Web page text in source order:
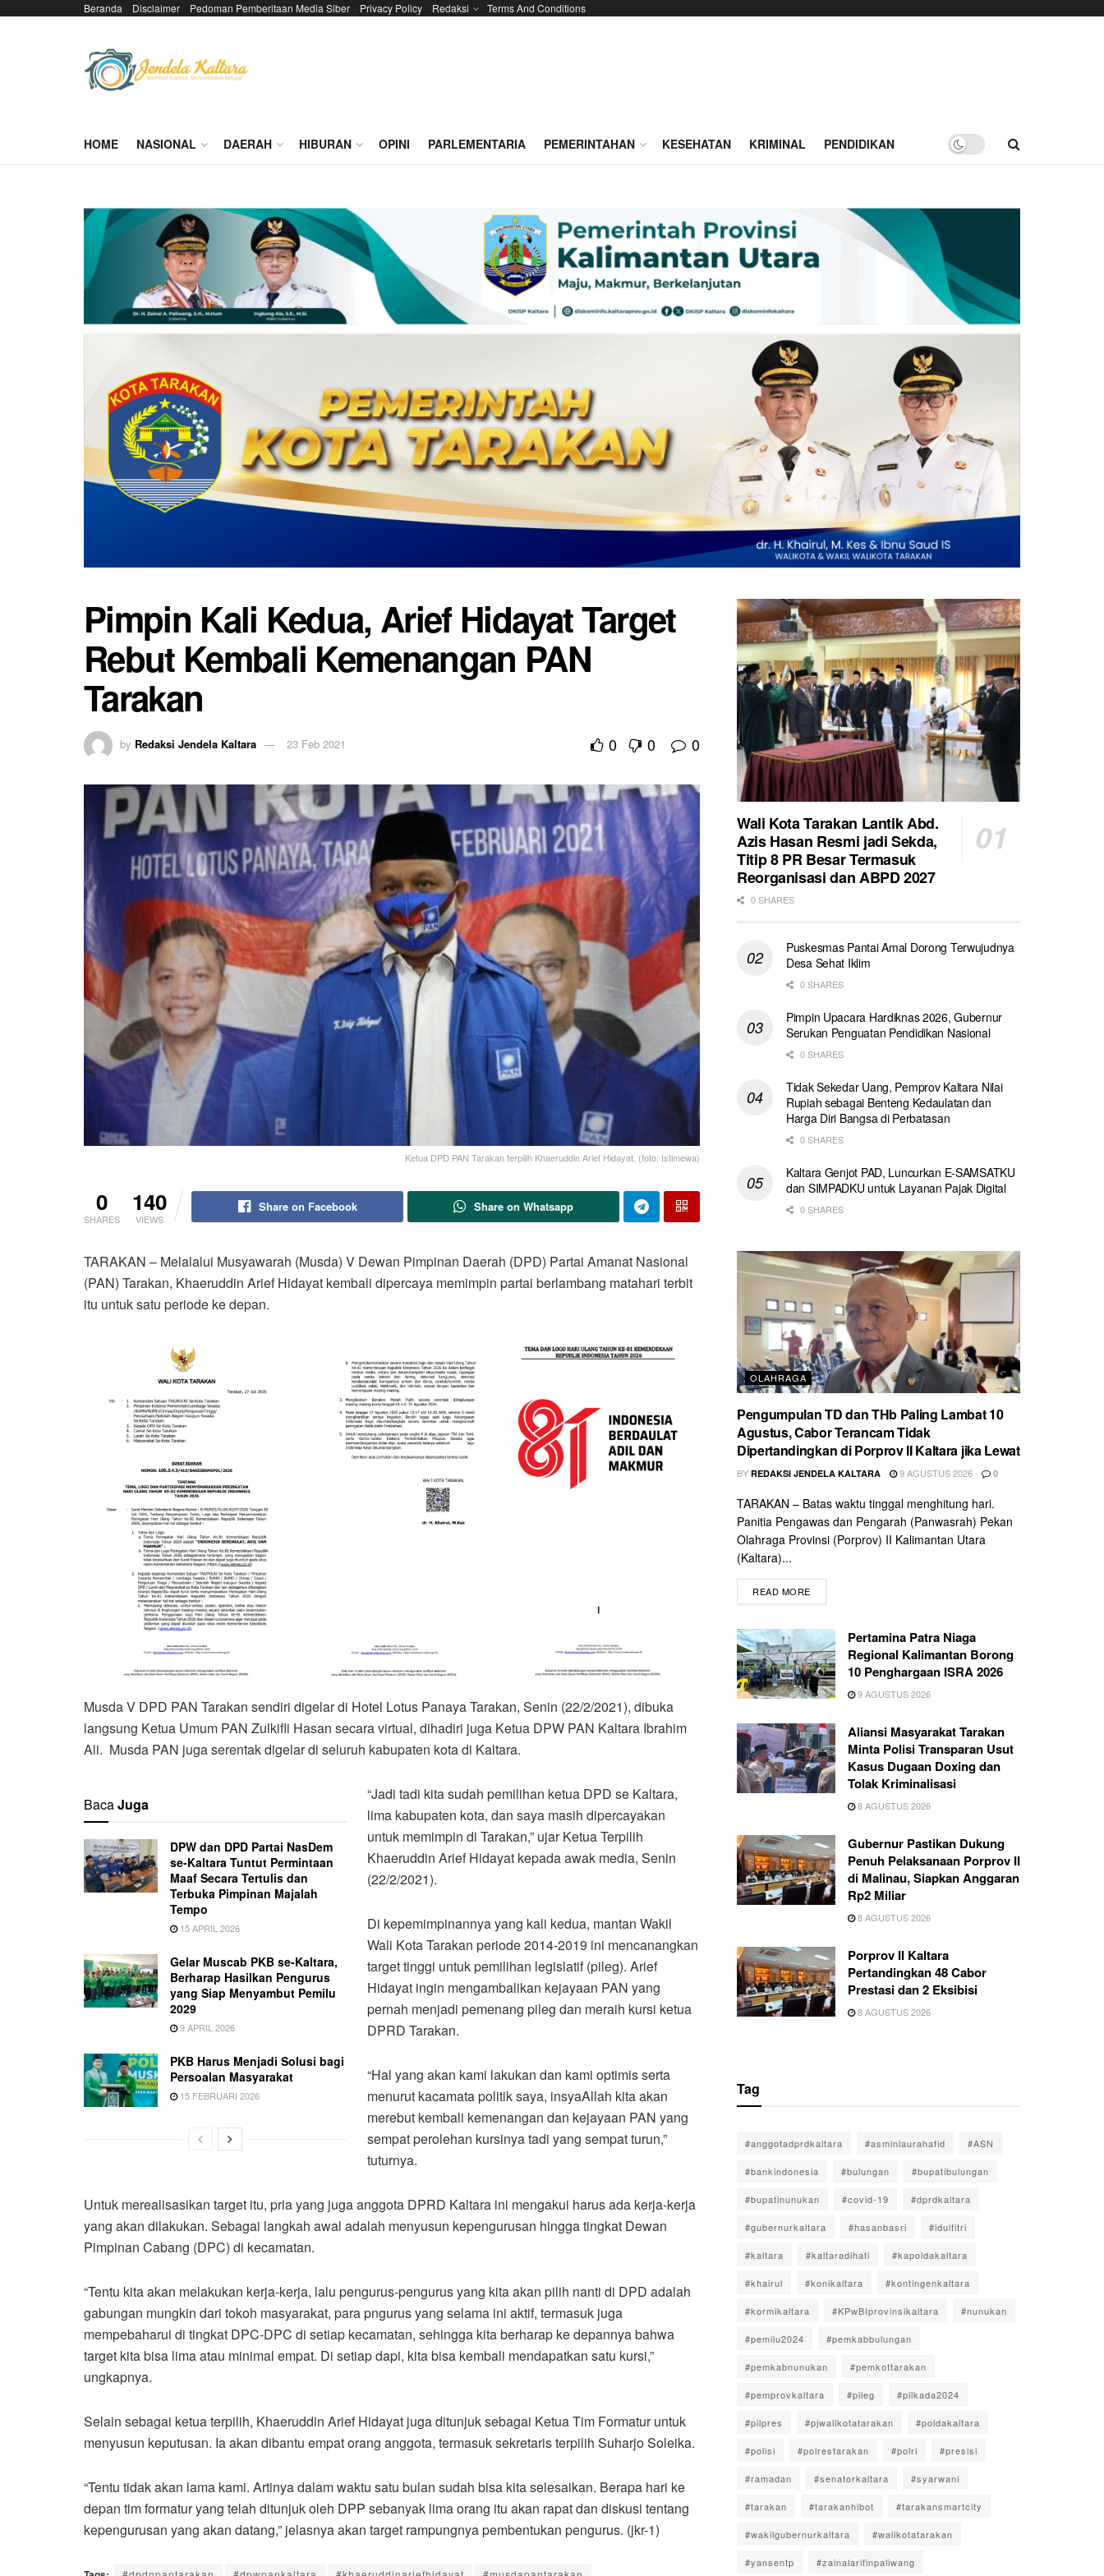
Beranda Disclaimer Pedoman Pemberitaan Media Siber Privacy Policy Redaksi Terms And Conditions
HOME NASIONAL DAERAH HIBURAN OPINI PARLEMENTARIA PEMERINTAHAN KESEHATAN KRIMINAL PENDIDIKAN
Pimpin Kali Kedua, Arief Hidayat Target
Rebut Kembali Kemenangan PAN
Tarakan
by Redaksi Jendela Kaltara 23 Feb 2021 0 0 0
Ketua DPD PAN Tarakan terpilih Khaeruddin Arief Hidayat. (foto: Istimewa)
0
SHARES
140
VIEWS
Share on Facebook Share on Whatsapp
TARAKAN – Melalalui Musyawarah (Musda) V Dewan Pimpinan Daerah (DPD) Partai Amanat Nasional
(PAN) Tarakan, Khaeruddin Arief Hidayat kembali dipercaya memimpin partai berlambang matahari terbit
itu untuk satu periode ke depan.
Musda V DPD PAN Tarakan sendiri digelar di Hotel Lotus Panaya Tarakan, Senin (22/2/2021), dibuka
langsung Ketua Umum PAN Zulkifli Hasan secara virtual, dihadiri juga Ketua DPW PAN Kaltara Ibrahim
Ali. Musda PAN juga serentak digelar di seluruh kabupaten kota di Kaltara.
BacaJuga
DPW dan DPD Partai NasDem
se-Kaltara Tuntut Permintaan
Maaf Secara Tertulis dan
Terbuka Pimpinan Majalah
Tempo
15 APRIL 2026
Gelar Muscab PKB se-Kaltara,
Berharap Hasilkan Pengurus
yang Siap Menyambut Pemilu
2029
9 APRIL 2026
PKB Harus Menjadi Solusi bagi
Persoalan Masyarakat
15 FEBRUARI 2026
“Jadi tadi kita sudah pemilihan ketua DPD se Kaltara,
lima kabupaten kota, dan saya masih dipercayakan
untuk memimpin di Tarakan,” ujar Ketua Terpilih
Khaeruddin Arief Hidayat kepada awak media, Senin
(22/2/2021).
Di kepemimpinannya yang kali kedua, mantan Wakil
Wali Kota Tarakan periode 2014-2019 ini mencanangkan
target tinggi untuk pemilihan legislatif (pileg). Arief
Hidayat ingin mengambalikan kejayaan PAN yang
pernah menjadi pemenang pileg dan meraih kursi ketua
DPRD Tarakan.
“Hal yang akan kami lakukan dan kami optimis serta
menurut kacamata politik saya, insyaAllah kita akan
merebut kembali kemenangan dan kejayaan PAN yang
sempat perolehan kursinya tadi yang sempat turun,”
tuturnya.
Untuk merealisasikan target itu, pria yang juga anggota DPRD Kaltara ini mengakui harus ada kerja-kerja
yang akan dilakukan. Sebagai langkah awal adalah menyusun kepengurusan hingga tingkat Dewan
Pimpinan Cabang (DPC) di kecamatan.
“Tentu kita akan melakukan kerja-kerja, lalu pengurus-pengurus yang kita akan pilih nanti di DPD adalah
gabungan mungkin dari tokoh masyarakat, para pngurus yang selama ini aktif, termasuk juga
mempebaharui di tingkat DPC-DPC di setiap kecamatan, sehingga kita berharap ke depannya bahwa
target kita bisa lima atau minimal empat. Di setiap dapi, kita bisa kembali mendapatkan satu kursi,”
ungkapnya.
Selain sebagai ketua terpilih, Khaeruddin Arief Hidayat juga ditunjuk sebagai Ketua Tim Formatur untuk
menyusun keputusan. Ia akan dibantu empat orang anggota, termasuk sekretaris terpilih Suharjo Soleika.
“Tentu tidak akan lama kami. Artinya dalam waktu satu bulan sudah bisa kita selesaikan. Berapa hari ke
depan tim formatur yang telah ditunjuk oleh DPP sebanyak lima orang itu akan rapat dan diskusi tentang
kepengurusan yang akan datang,” jelasnya akan target rampungnya pembentukan pengurus. (jkr-1)
Wali Kota Tarakan Lantik Abd.
Azis Hasan Resmi jadi Sekda,
Titip 8 PR Besar Termasuk
Reorganisasi dan ABPD 2027
0 SHARES
Puskesmas Pantai Amal Dorong Terwujudnya
Desa Sehat Iklim
0 SHARES
Pimpin Upacara Hardiknas 2026, Gubernur
Serukan Penguatan Pendidikan Nasional
0 SHARES
Tidak Sekedar Uang, Pemprov Kaltara Nilai
Rupiah sebagai Benteng Kedaulatan dan
Harga Diri Bangsa di Perbatasan
0 SHARES
Kaltara Genjot PAD, Luncurkan E-SAMSATKU
dan SIMPADKU untuk Layanan Pajak Digital
0 SHARES
OLAHRAGA
Pengumpulan TD dan THb Paling Lambat 10
Agustus, Cabor Terancam Tidak
Dipertandingkan di Porprov II Kaltara jika Lewat
BY REDAKSI JENDELA KALTARA 9 AGUSTUS 2026 0
TARAKAN – Batas waktu tinggal menghitung hari.
Panitia Pengawas dan Pengarah (Panwasrah) Pekan
Olahraga Provinsi (Porprov) II Kalimantan Utara
(Kaltara)...
READ MORE
Pertamina Patra Niaga
Regional Kalimantan Borong
10 Penghargaan ISRA 2026
9 AGUSTUS 2026
Aliansi Masyarakat Tarakan
Minta Polisi Transparan Usut
Kasus Dugaan Doxing dan
Tolak Kriminalisasi
8 AGUSTUS 2026
Gubernur Pastikan Dukung
Penuh Pelaksanaan Porprov II
di Malinau, Siapkan Anggaran
Rp2 Miliar
8 AGUSTUS 2026
Porprov II Kaltara
Pertandingkan 48 Cabor
Prestasi dan 2 Eksibisi
8 AGUSTUS 2026
Tag
#anggotadprdkaltara #asminlaurahafid #ASN
#bankindonesia #bulungan #bupatibulungan
#bupatinunukan #covid-19 #dprdkaltara
#gubernurkaltara #hasanbasri #idulfitri
#kaltara #kaltaradihati #kapoldakaltara
#khairul #konikaltara #kontingenkaltara
#kormikaltara #KPwBIprovinsikaltara #nunukan
#pemilu2024 #pemkabbulungan
#pemkabnunukan #pemkottarakan
#pemprovkaltara #pileg #pilkada2024
#pilpres #pjwalikotatarakan #poldakaltara
#polisi #polrestarakan #polri #presisi
#ramadan #senatorkaltara #syarwani
#tarakan #tarakanhibot #tarakansmartcity
#wakilgubernurkaltara #walikotatarakan
#yansentp #zainalarifinpaliwang